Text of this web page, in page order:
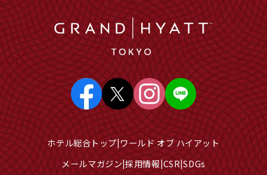
ホテル総合トップ ワールド オブ ハイアット
メールマガジン 採用情報 CSR SDGs